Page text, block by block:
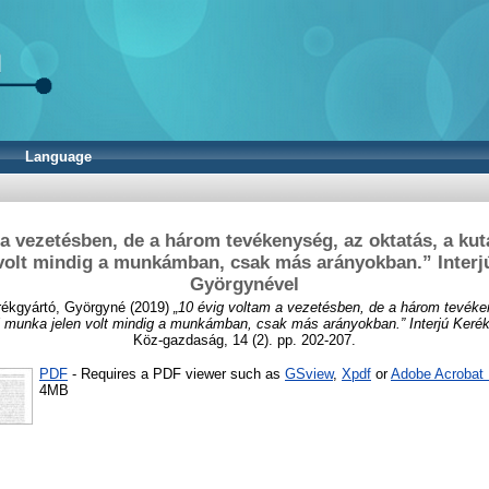
Language
vezetésben, de a három tevékenység, az oktatás, a
mindig a munkámban, csak más arányokban.”
Györgynével
Györgyné(2019)
„10 évig voltam a vezetésben, de a három
jelen volt mindig a munkámban, csak más arányokban.” Interjú
Köz-gazdaság, 14 (2). pp. 202-207.
PDF - Requires a PDF viewer such as GSview, Xpdf orAdobe Acrobat
4MB